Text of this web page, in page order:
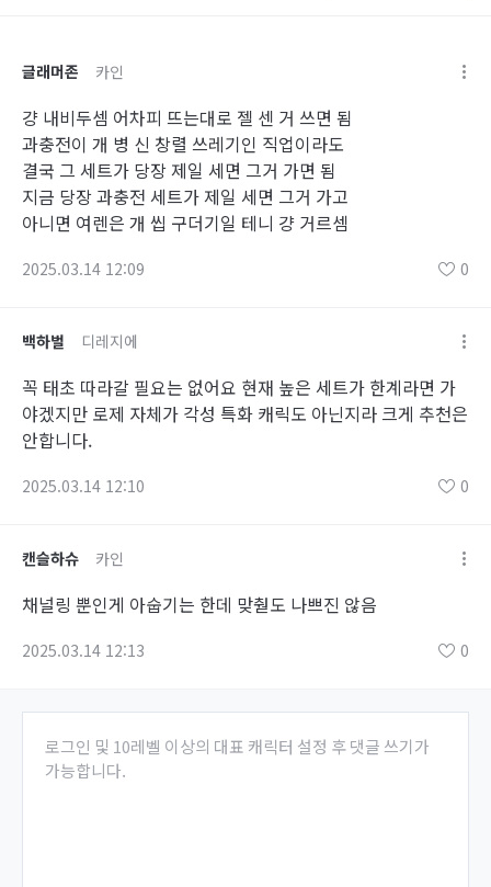
글래머존 카인
걍 내비두셈 어차피 뜨는대로 젤 센 거 쓰면 됨
과충전이 개 병 신 창렬 쓰레기인 직업이라도
결국 그 세트가 당장 제일 세면 그거 가면 됨
지금 당장 과충전 세트가 제일 세면 그거 가고
아니면 여렌은 개 씹 구더기일 테니 걍 거르셈
2025.03.14 12:09 0
백하벌 디레지에
꼭 태초 따라갈 필요는 없어요 현재 높은 세트가 한계라면 가
야겠지만 로제 자체가 각성 특화 캐릭도 아닌지라 크게 추천은
안합니다.
2025.03.14 12:10 0
캔슬하슈 카인
채널링 뿐인게 아숩기는 한데 맞춷도 나쁘진 않음
2025.03.14 12:13 0
로그인 및 10레벨 이상의 대표 캐릭터 설정 후 댓글 쓰기가
가능합니다.